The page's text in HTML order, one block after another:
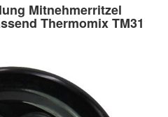
Mitnehmerritzel
Thermomix TM31